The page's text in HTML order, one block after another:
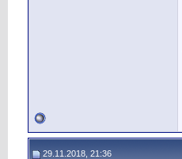
29.11.2018, 21:36